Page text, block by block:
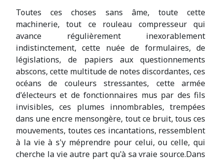
Toutes ces choses sans âme, toute cette
machinerie, tout ce rouleau compresseur qui
avance régulièrement inexorablement
indistinctement, cette nuée de formulaires, de
législations, de papiers aux questionnements
abscons, cette multitude de notes discordantes, ces
océans de couleurs stressantes, cette armée
d'électeurs et de fonctionnaires mus par des fils
invisibles, ces plumes innombrables, trempées
dans une encre mensongère, tout ce bruit, tous ces
mouvements, toutes ces incantations, ressemblent
à la vie à s'y méprendre pour celui, ou celle, qui
cherche la vie autre part qu'à sa vraie source.Dans